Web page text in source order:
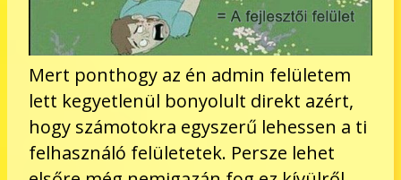
Mert ponthogy az én admin felületem
lett kegyetlenül bonyolult direkt azért,
hogy számotokra egyszerű lehessen a ti
felhasználó felületetek. Persze lehet